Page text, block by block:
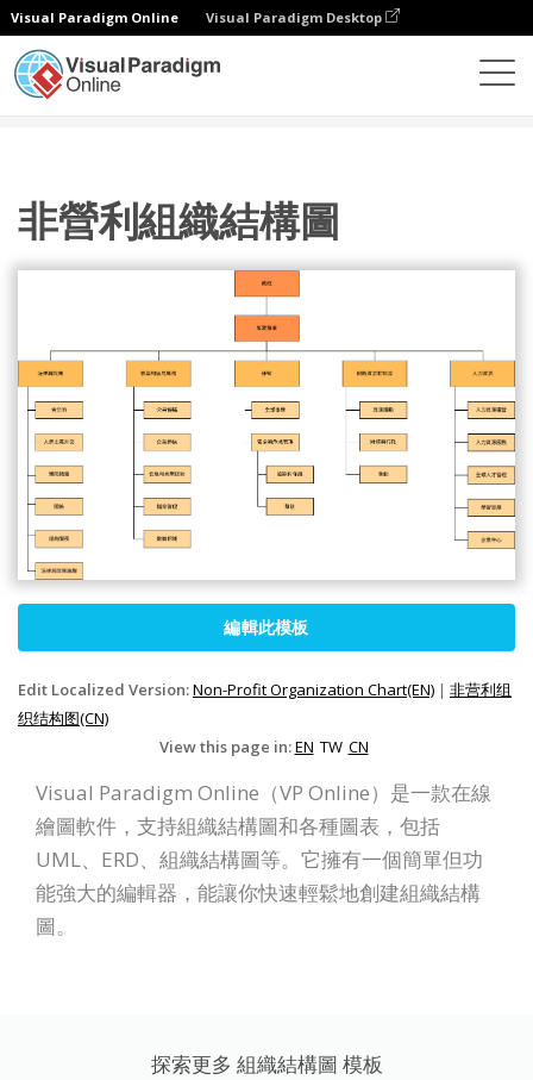
Visual Paradigm Online Visual Paradigm Desktop
非營利組織結構圖
編輯此模板
Edit Localized Version:Non-Profit Organization Chart(EN) | 非营利组
织结构图(CN)
View this page in:EN TW CN
Visual Paradigm Online（VP Online）是一款在線
繪圖軟件，支持組織結構圖和各種圖表，包括
UML、ERD、組織結構圖等。它擁有一個簡單但功
能強大的編輯器，能讓你快速輕鬆地創建組織結構
圖。
探索更多 組織結構圖 模板